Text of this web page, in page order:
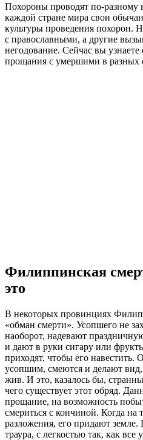
Похороны проводят по-разному
каждой стране мира свои
культуры проведения похорон.
с православными, а другие
негодование. Сейчас вы
прощания с умершими в разных
Филиппинская
это
В некоторых провинциях
«обман смерти». Усопшего не
наоборот, надевают
и дают в руки сигару или
приходят, чтобы его навестить.
усопшим, смеются и делают
жив. И это, казалось бы,
чего существует этот обряд.
прощание, на возможность
смериться с кончиной. Когда на
разложения, его придают земле.
траура, с легкостью так, как